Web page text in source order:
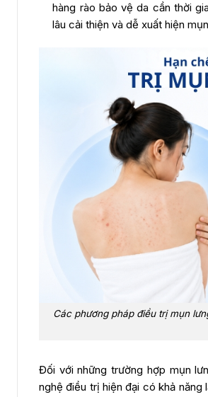
hàng rào bảo vệ da cần thời
lâu cải thiện và dễ xuất hiện
Các phương pháp điều trị mụn
Đối với những trường hợp mụn
nghệ điều trị hiện đại có khả